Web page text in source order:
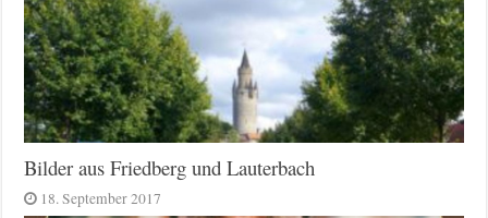
Bilder aus Friedberg und Lauterbach
18. September 2017